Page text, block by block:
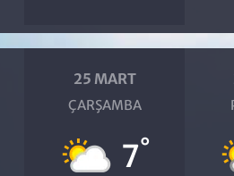
25 MART
ÇARŞAMBA
7°